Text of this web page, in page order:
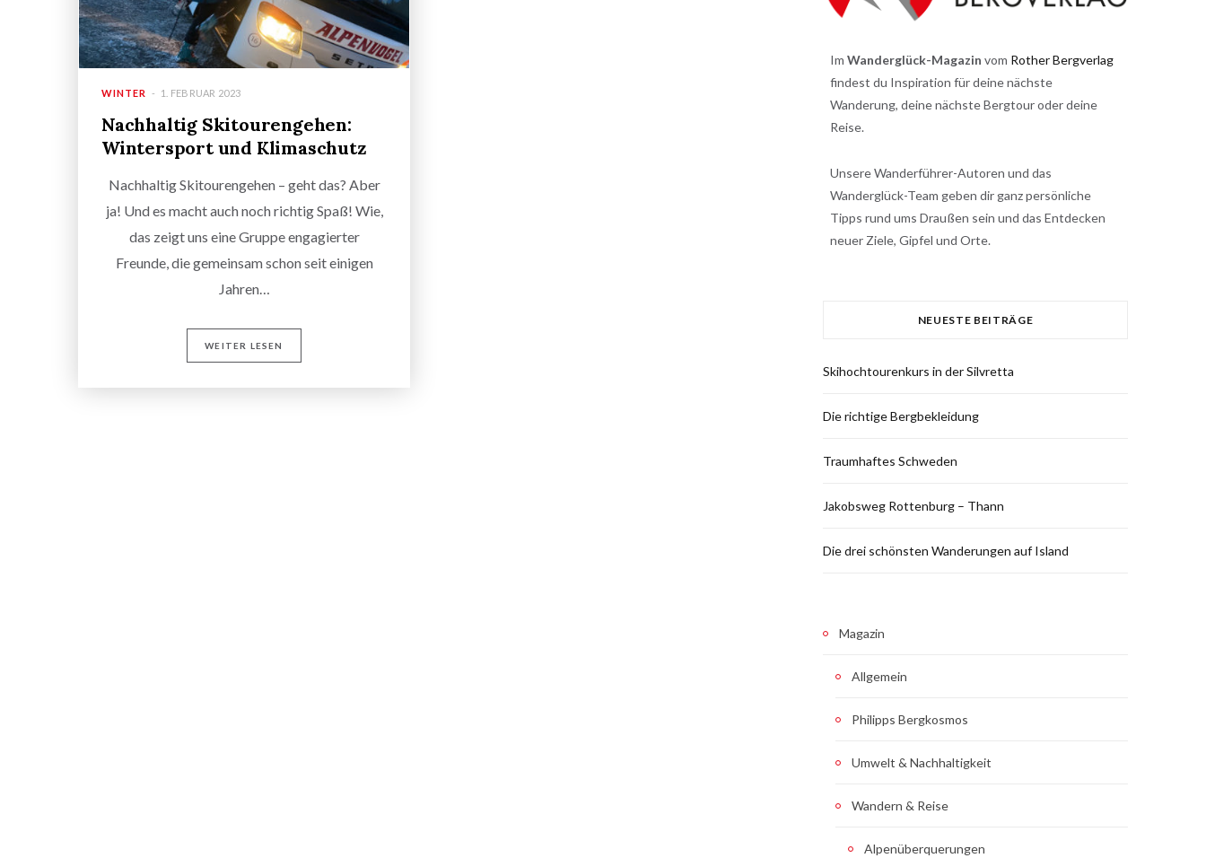
WINTER 1. FEBRUAR 2023
Nachhaltig Skitourengehen:
Wintersport und Klimaschutz
Nachhaltig Skitourengehen – geht das? Aber
ja! Und es macht auch noch richtig Spaß! Wie,
das zeigt uns eine Gruppe engagierter
Freunde, die gemeinsam schon seit einigen
Jahren…
WEITER LESEN
Im Wanderglück-Magazin vom Rother Bergverlag
findest du Inspiration für deine nächste
Wanderung, deine nächste Bergtour oder deine
Reise.
Unsere Wanderführer-Autoren und das
Wanderglück-Team geben dir ganz persönliche
Tipps rund ums Draußen sein und das Entdecken
neuer Ziele, Gipfel und Orte.
NEUESTE BEITRÄGE
Skihochtourenkurs in der Silvretta
Die richtige Bergbekleidung
Traumhaftes Schweden
Jakobsweg Rottenburg – Thann
Die drei schönsten Wanderungen auf Island
Magazin
Allgemein
Philipps Bergkosmos
Umwelt & Nachhaltigkeit
Wandern & Reise
Alpenüberquerungen